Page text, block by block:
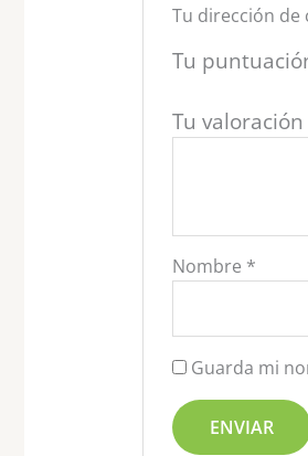
Tu dirección
Tu
Tu valoración
Nombre *
Guarda mi